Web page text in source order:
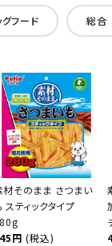
グフード 総合
材そのまま さつまい
スティックタイプ
円 (税込)